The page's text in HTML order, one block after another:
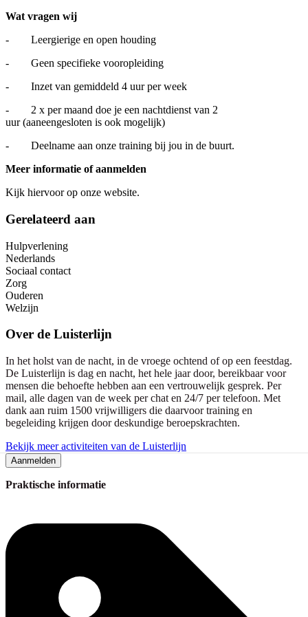
Wat vragen wij
- Leergierige en open houding
- Geen specifieke vooropleiding
- Inzet van gemiddeld 4 uur per week
- 2 x per maand doe je een nachtdienst van 2
uur (aaneengesloten is ook mogelijk)
- Deelname aan onze training bij jou in de buurt.
Meer informatie of aanmelden
Kijk hiervoor op onze website.
Gerelateerd aan
Hulpverlening
Nederlands
Sociaal contact
Zorg
Ouderen
Welzijn
Over de Luisterlijn
In het holst van de nacht, in de vroege ochtend of op een feestdag.
De Luisterlijn is dag en nacht, het hele jaar door, bereikbaar voor
mensen die behoefte hebben aan een vertrouwelijk gesprek. Per
mail, alle dagen van de week per chat en 24/7 per telefoon. Met
dank aan ruim 1500 vrijwilligers die daarvoor training en
begeleiding krijgen door deskundige beroepskrachten.
Bekijk meer activiteiten van de Luisterlijn
Aanmelden
Praktische informatie